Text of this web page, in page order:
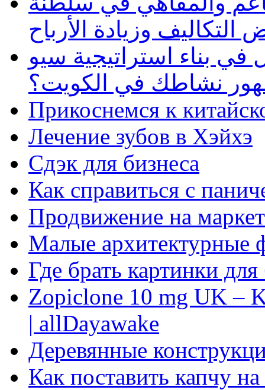
وزيادة الأرباح
بناء استراتيجية سيو
نشاطك في الكويت؟
Прикоснемся к
Лечение зубов в Хэйхэ
Сдэк для бизнеса
Как справиться с
Продвижение на
Малые архитектурные
Где брать картинки
Zopiclone 10 mg UK –
| allDayawake
Деревянные
Как поставить капчу